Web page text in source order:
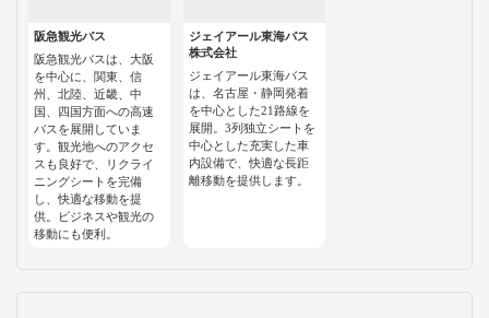
阪急観光バス
阪急観光バスは、大阪
を中心に、関東、信
州、北陸、近畿、中
国、四国方面への高速
バスを展開していま
す。観光地へのアクセ
スも良好で、リクライ
ニングシートを完備
し、快適な移動を提
供。ビジネスや観光の
移動にも便利。
ジェイアール東海バス
株式会社
ジェイアール東海バス
は、名古屋・静岡発着
を中心とした21路線を
展開。3列独立シートを
中心とした充実した車
内設備で、快適な長距
離移動を提供します。